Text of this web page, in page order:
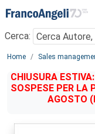
Menu
Cerca:
Main content
Home Sales
CHIUSURA
SOSPESE PER LA
AGOSTO